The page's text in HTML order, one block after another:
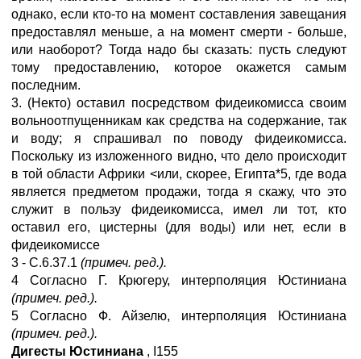
однако, если кто-то на момент составления завещания
предоставлял меньше, а на момент смерти - больше,
или наоборот? Тогда надо бы сказать: пусть следуют
тому предоставлению, которое окажется самым
последним.
3. (Некто) оставил посредством фидеикомисса своим
вольноотпущенникам как средства на содержание, так
и воду; я спрашивал по поводу фидеикомисса.
Поскольку из изложенного видно, что дело происходит
в той области Африки <или, скорее, Египта*5, где вода
является предметом продажи, тогда я скажу, что это
служит в пользу фидеикомисса, имел ли тот, кто
оставил его, цистерны (для воды) или нет, если в
фидеикомиссе
3 - С.6.37.1 (примеч. ред.).
4 Согласно Г. Крюгеру, интерполяция Юстиниана
(примеч. ред.).
5 Согласно Ф. Айзелю, интерполяция Юстиниана
(примеч. ред.).
Дигесты Юстиниана , 155